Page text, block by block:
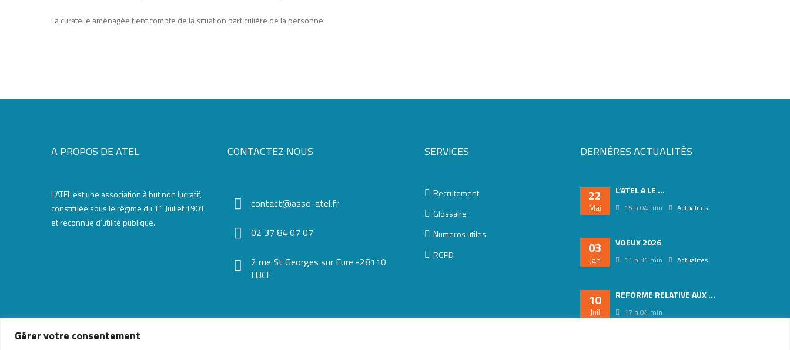
Gérer votre consentement
La curatelle aménagée tient compte de la situation particulière de la personne.
A PROPOS DE ATEL
L’ATEL est une association à but non lucratif,
constituée sous le régime du 1er Juillet 1901
et reconnue d’utilité publique.
CONTACTEZ NOUS
contact@asso-atel.fr
02 37 84 07 07
2 rue St Georges sur Eure -28110
LUCE
SERVICES
Recrutement
Glossaire
Numeros utiles
RGPD
DERNÈRES ACTUALITÉS
22
Mai
L’ATEL A LE ...
15 h 04 min Actualites
03
Jan
VOEUX 2026
11 h 31 min Actualites
10
Juil
REFORME RELATIVE AUX ...
17 h 04 min